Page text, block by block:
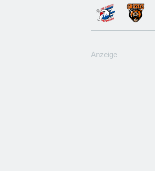
Anzeige